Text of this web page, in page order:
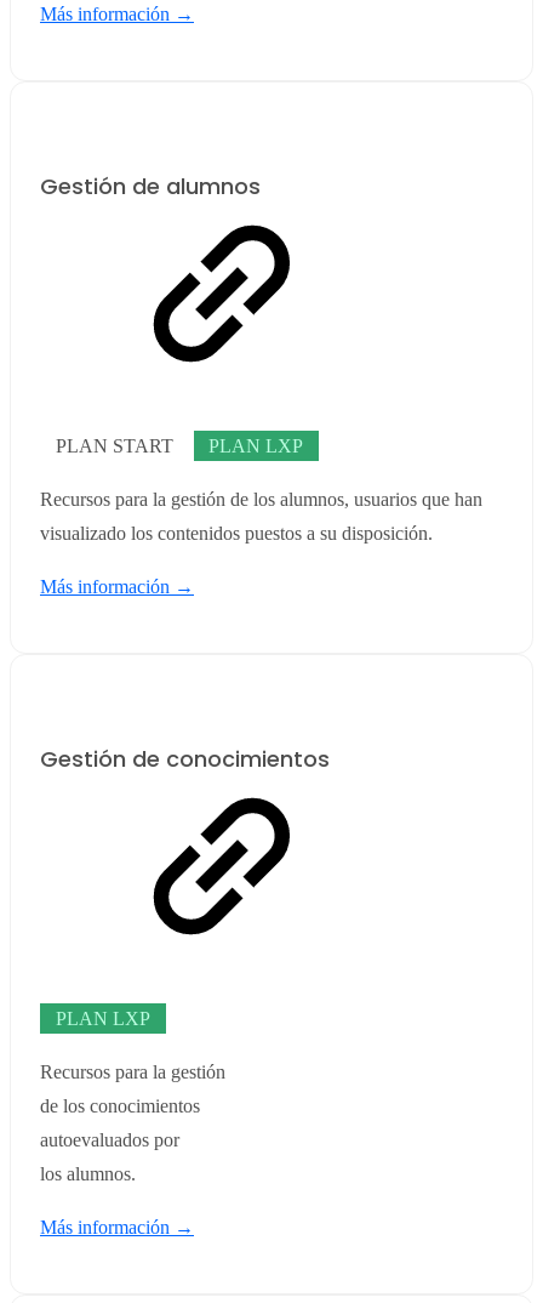
Más información →
Gestión de alumnos
PLAN START PLAN LXP
Recursos para la gestión de los alumnos, usuarios que han
visualizado los contenidos puestos a su disposición.
Más información →
Gestión de conocimientos
PLAN LXP
Recursos para la gestión
de los conocimientos
autoevaluados por
los alumnos.
Más información →